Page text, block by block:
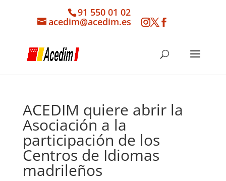
91 550 01 02
acedim@acedim.es
ACEDIM quiere abrir la
Asociación a la
participación de los
Centros de Idiomas
madrileños